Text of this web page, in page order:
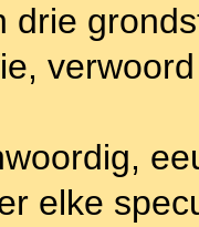
drie
elke